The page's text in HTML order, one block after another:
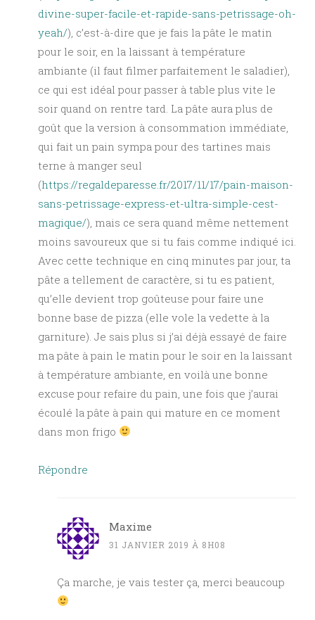
divine-super-facile-et-rapide-sans-petrissage-oh-
yeah/), c’est-à-dire que je fais la pâte le matin
pour le soir, en la laissant à température
ambiante (il faut filmer parfaitement le saladier),
ce qui est idéal pour passer à table plus vite le
soir quand on rentre tard. La pâte aura plus de
goût que la version à consommation immédiate,
qui fait un pain sympa pour des tartines mais
terne à manger seul
(https://regaldeparesse.fr/2017/11/17/pain-maison-
sans-petrissage-express-et-ultra-simple-cest-
magique/), mais ce sera quand même nettement
moins savoureux que si tu fais comme indiqué ici.
Avec cette technique en cinq minutes par jour, ta
pâte a tellement de caractère, si tu es patient,
qu’elle devient trop goûteuse pour faire une
bonne base de pizza (elle vole la vedette à la
garniture). Je sais plus si j’ai déjà essayé de faire
ma pâte à pain le matin pour le soir en la laissant
à température ambiante, en voilà une bonne
excuse pour refaire du pain, une fois que j’aurai
écoulé la pâte à pain qui mature en ce moment
dans mon frigo
Répondre
Maxime
31 JANVIER 2019 À 8H08
Ça marche, je vais tester ça, merci beaucoup